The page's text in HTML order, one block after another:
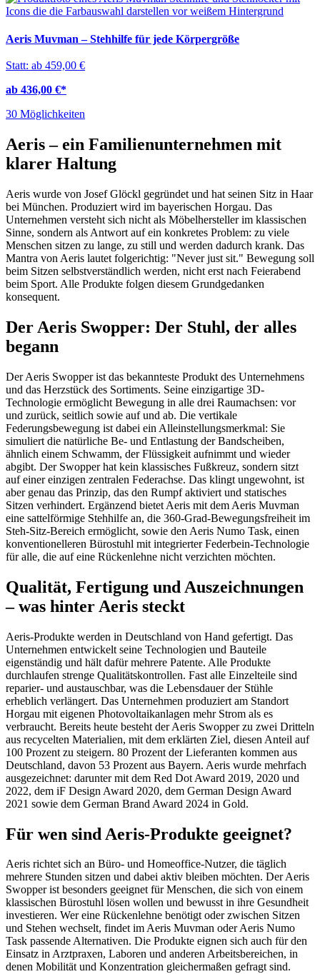
Aeris Muvman – Stehhilfe für jede Körpergröße
Statt: ab 459,00 €
ab 436,00 €*
30 Möglichkeiten
Aeris – ein Familienunternehmen mit
klarer Haltung
Aeris wurde von Josef Glöckl gegründet und hat seinen Sitz in Haar
bei München. Produziert wird im bayerischen Horgau. Das
Unternehmen versteht sich nicht als Möbelhersteller im klassischen
Sinne, sondern als Antwort auf ein konkretes Problem: zu viele
Menschen sitzen zu lange, zu still und werden dadurch krank. Das
Mantra von Aeris lautet folgerichtig: "Never just sit." Bewegung soll
beim Sitzen selbstverständlich werden, nicht erst nach Feierabend
beim Sport. Alle Produkte folgen diesem Grundgedanken
konsequent.
Der Aeris Swopper: Der Stuhl, der alles
begann
Der Aeris Swopper ist das bekannteste Produkt des Unternehmens
und das Herzstück des Sortiments. Seine einzigartige 3D-
Technologie ermöglicht Bewegung in alle drei Raumachsen: vor
und zurück, seitlich sowie auf und ab. Die vertikale
Federungsbewegung ist dabei ein Alleinstellungsmerkmal: Sie
simuliert die natürliche Be- und Entlastung der Bandscheiben,
ähnlich einem Schwamm, der Flüssigkeit aufnimmt und wieder
abgibt. Der Swopper hat kein klassisches Fußkreuz, sondern sitzt
auf einer einzigen zentralen Federachse. Das klingt ungewohnt, ist
aber genau das Prinzip, das den Rumpf aktiviert und statisches
Sitzen verhindert. Ergänzend bietet Aeris mit dem Aeris Muvman
eine sattelförmige Stehhilfe an, die 360-Grad-Bewegungsfreiheit im
Steh-Sitz-Bereich ermöglicht, sowie den Aeris Numo Task, einen
konventionelleren Bürostuhl mit integrierter Federbein-Technologie
für alle, die auf eine Rückenlehne nicht verzichten möchten.
Qualität, Fertigung und Auszeichnungen
– was hinter Aeris steckt
Aeris-Produkte werden in Deutschland von Hand gefertigt. Das
Unternehmen entwickelt seine Technologien und Bauteile
eigenständig und hält dafür mehrere Patente. Alle Produkte
durchlaufen strenge Qualitätskontrollen. Fast alle Einzelteile sind
reparier- und austauschbar, was die Lebensdauer der Stühle
erheblich verlängert. Das Unternehmen produziert am Standort
Horgau mit eigenen Photovoltaikanlagen mehr Strom als es
verbraucht. Bereits heute besteht der Aeris Swopper zu zwei Dritteln
aus recycelten Materialien, mit dem erklärten Ziel, diesen Anteil auf
100 Prozent zu steigern. 80 Prozent der Lieferanten kommen aus
Deutschland, davon 53 Prozent aus Bayern. Aeris wurde mehrfach
ausgezeichnet: darunter mit dem Red Dot Award 2019, 2020 und
2022, dem iF Design Award 2020, dem German Design Award
2021 sowie dem German Brand Award 2024 in Gold.
Für wen sind Aeris-Produkte geeignet?
Aeris richtet sich an Büro- und Homeoffice-Nutzer, die täglich
mehrere Stunden sitzen und dabei aktiv bleiben möchten. Der Aeris
Swopper ist besonders geeignet für Menschen, die sich von einem
klassischen Bürostuhl lösen wollen und bewusst in ihre Gesundheit
investieren. Wer eine Rückenlehne benötigt oder zwischen Sitzen
und Stehen wechselt, findet im Aeris Muvman oder Aeris Numo
Task passende Alternativen. Die Produkte eignen sich auch für den
Einsatz in Arztpraxen, Laboren und anderen Arbeitsbereichen, in
denen Mobilität und Konzentration gleichermaßen gefragt sind.